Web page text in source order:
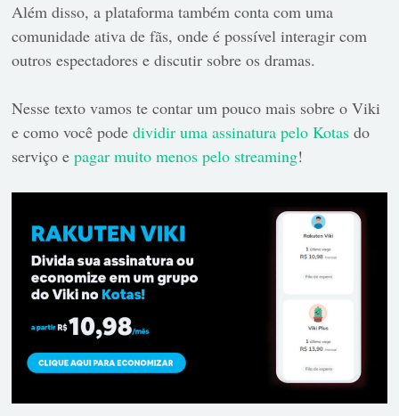
Além disso, a plataforma também conta com uma
comunidade ativa de fãs, onde é possível interagir com
outros espectadores e discutir sobre os dramas.
Nesse texto vamos te contar um pouco mais sobre o Viki
e como você podedividir uma assinatura pelo Kotas do
serviço epagar muito menos pelo streaming!